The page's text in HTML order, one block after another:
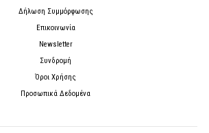
Δήλωση Συμμόρφωσης
Επικοινωνία
Newsletter
Συνδρομή
Όροι Χρήσης
Προσωπικά Δεδομένα